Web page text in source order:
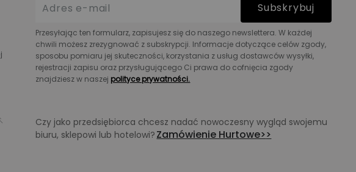
Subskrybuj
Przesyłając ten formularz, zapisujesz się do naszego newslettera. W każdej
chwili możesz zrezygnować z subskrypcji. Informacje dotyczące celów zgody,
sposobu pomiaru jej skuteczności, korzystania z usług dostawców wysyłki,
rejestracji zapisu oraz przysługującego Ci prawa do cofnięcia zgody
znajdziesz w naszej polityce prywatności.
Czy jako przedsiębiorca chcesz nadać nowoczesny wygląd swojemu
biuru, sklepowi lub hotelowi? Zamówienie Hurtowe>>